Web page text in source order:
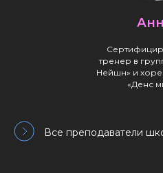
тренер в
Нейшн» и
«Денс
Все преподаватели